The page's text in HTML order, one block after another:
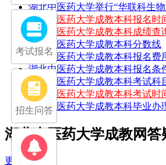
湖北中医药大学举行“华联科生
湖北中医药大学成教本科报名时
湖北中医药大学成教本科成绩查
湖北中医药大学成教本科分数线
湖北中医药大学成教本科报名费
湖北中医药大学成教本科报名条
湖北中医药大学成教本科考试科
湖北中医药大学成教本科考试时
湖北中医药大学成教本科毕业办
湖北中医药大学成教网答
更多
考试报名
招生问答